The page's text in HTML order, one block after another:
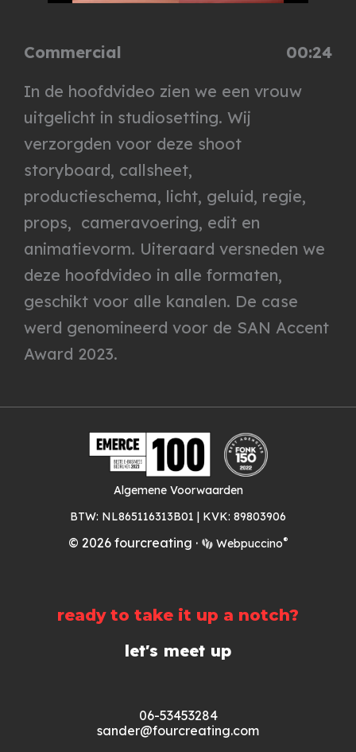
Commercial
00:24
In de hoofdvideo zien we een vrouw
uitgelicht in studiosetting. Wij
verzorgden voor deze shoot
storyboard, callsheet,
productieschema, licht, geluid, regie,
props, cameravoering, edit en
animatievorm. Uiteraard versneden we
deze hoofdvideo in alle formaten,
geschikt voor alle kanalen. De case
werd genomineerd voor de SAN Accent
Award 2023.
Algemene Voorwaarden
BTW: NL865116313B01 | KVK: 89803906
© 2026 fourcreating · Webpuccino®
ready to take it up a notch?
let's meet up
06-53453284
sander@fourcreating.com